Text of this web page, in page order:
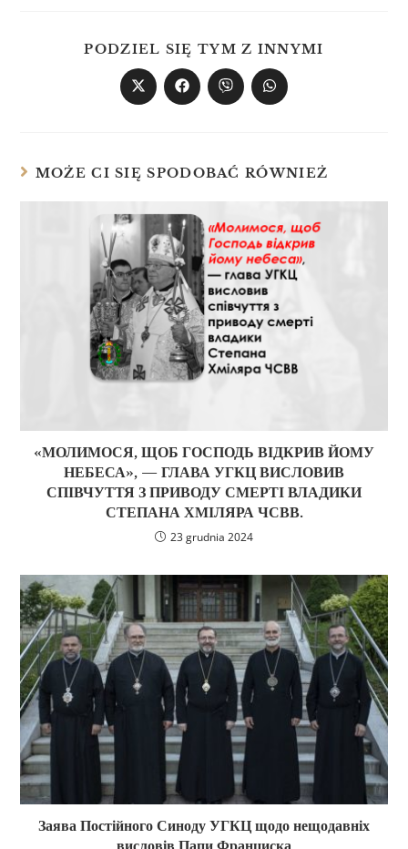
PODZIEL SIĘ TYM Z INNYMI
MOŻE CI SIĘ SPODOBAĆ RÓWNIEŻ
«МОЛИМОСЯ, ЩОБ ГОСПОДЬ ВІДКРИВ ЙОМУ
НЕБЕСА», — ГЛАВА УГКЦ ВИСЛОВИВ
СПІВЧУТТЯ З ПРИВОДУ СМЕРТІ ВЛАДИКИ
СТЕПАНА ХМІЛЯРА ЧСВВ.
23 grudnia 2024
Заява Постійного Синоду УГКЦ щодо нещодавніх